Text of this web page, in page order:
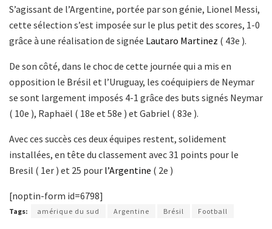
S’agissant de l’Argentine, portée par son génie, Lionel Messi,
cette sélection s’est imposée sur le plus petit des scores, 1-0
grâce à une réalisation de signée Lautaro Martinez ( 43e ).
De son côté, dans le choc de cette journée qui a mis en
opposition le Brésil et l’Uruguay, les coéquipiers de Neymar
se sont largement imposés 4-1 grâce des buts signés Neymar
( 10e ), Raphaël ( 18e et 58e ) et Gabriel ( 83e ).
Avec ces succès ces deux équipes restent, solidement
installées, en tête du classement avec 31 points pour le
Bresil ( 1er ) et 25 pour l’Argentine ( 2e )
[noptin-form id=6798]
Tags: amérique du sud Argentine Brésil Football